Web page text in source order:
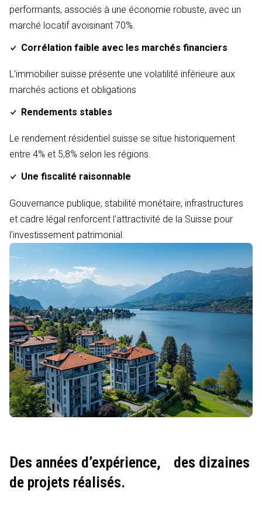
performants, associés à une économie robuste, avec un
marché locatif avoisinant 70%.
Corrélation faible avec les marchés financiers
L'immobilier suisse présente une volatilité inférieure aux
marchés actions et obligations
Rendements stables
Le rendement résidentiel suisse se situe historiquement
entre 4% et 5,8% selon les régions.
Une fiscalité raisonnable
Gouvernance publique, stabilité monétaire, infrastructures
et cadre légal renforcent l'attractivité de la Suisse pour
l'investissement patrimonial.
Des années d’expérience,
des dizaines
de projets réalisés.